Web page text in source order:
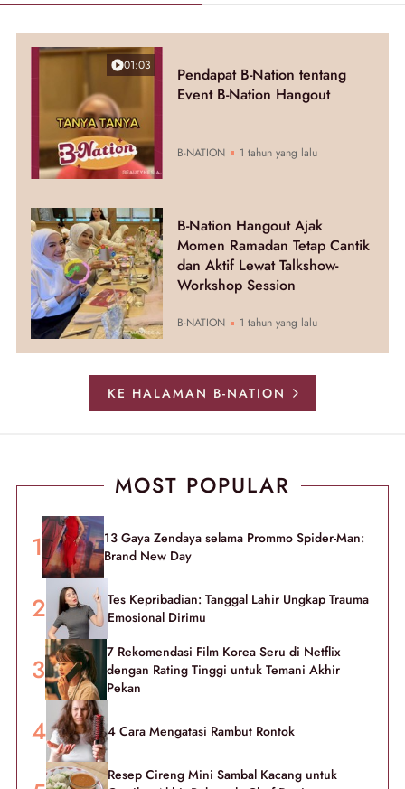
01:03
Pendapat B-Nation tentang
Event B-Nation Hangout
B-NATION 1 tahun yang lalu
B-Nation Hangout Ajak
Momen Ramadan Tetap Cantik
dan Aktif Lewat Talkshow-
Workshop Session
B-NATION 1 tahun yang lalu
KE HALAMAN B-NATION
MOST POPULAR
13 Gaya Zendaya selama Prommo Spider-Man:
Brand New Day
Tes Kepribadian: Tanggal Lahir Ungkap Trauma
Emosional Dirimu
7 Rekomendasi Film Korea Seru di Netflix
dengan Rating Tinggi untuk Temani Akhir
Pekan
4 Cara Mengatasi Rambut Rontok
Resep Cireng Mini Sambal Kacang untuk